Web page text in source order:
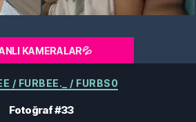
KAMERALAR💦
Kategoriler
/ FURBEE._ / FURBS0
Fotoğraf #33